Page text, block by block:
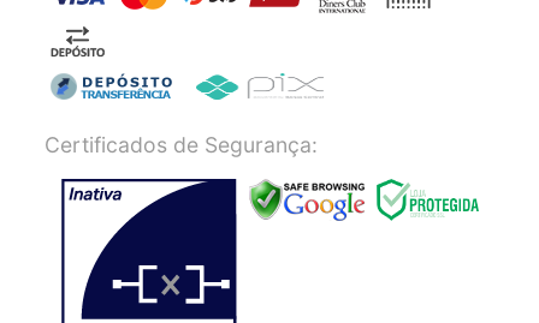
Certificados de Segurança: